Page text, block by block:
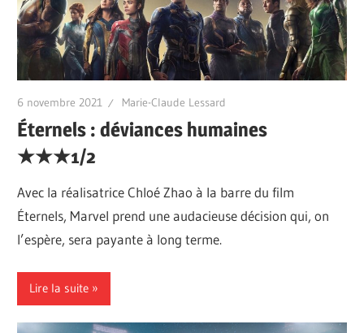
6 novembre 2021 Marie-Claude Lessard
Éternels : déviances humaines
★★★1/2
Avec la réalisatrice Chloé Zhao à la barre du film
Éternels, Marvel prend une audacieuse décision qui, on
l’espère, sera payante à long terme.
Lire la suite